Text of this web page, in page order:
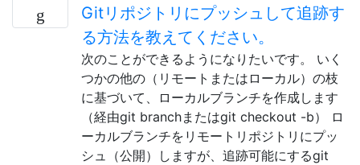
Gitリポジトリにプッシュして追跡す
る方法を教えてください。
次のことができるようになりたいです。 いく
つかの他の（リモートまたはローカル）の枝
に基づいて、ローカルブランチを作成します
（経由git branchまたはgit checkout -b） ロ
ーカルブランチをリモートリポジトリにプッ
シュ（公開）しますが、追跡可能にするgit